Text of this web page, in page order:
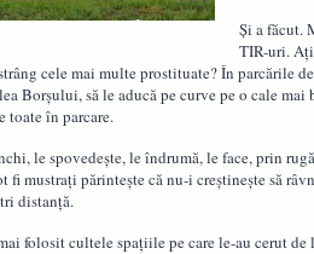
Şi a făcut.
TIR-uri.
cele mai multe prostituate? În parcările
Borşului, să le aducă pe curve pe o cale mai
toate în parcare.
le spovedeşte, le îndrumă, le face, prin
fi mustraţi părinteşte că nu-i creştineşte să
distanţă.
folosit cultele spaţiile pe care le-au cerut de